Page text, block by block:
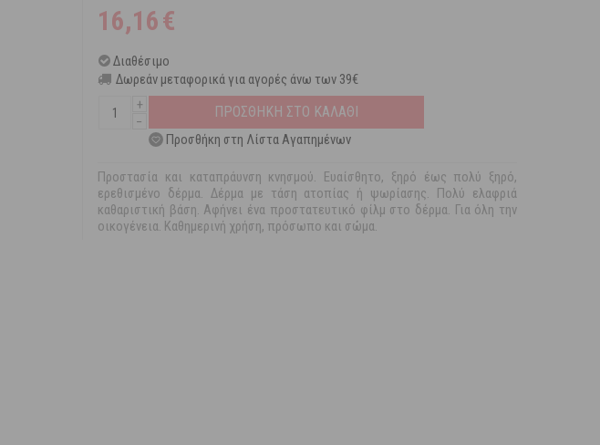
16,16€
Διαθέσιμο
Δωρεάν μεταφορικά για αγορές άνω των 39€
+
−
ΠΡΟΣΘΗΚΗ ΣΤΟ ΚΑΛΑΘΙ
Προσθήκη στη Λίστα Αγαπημένων
Προστασία και καταπράυνση κνησμού. Ευαίσθητο, ξηρό έως πολύ ξηρό,
ερεθισμένο δέρμα. Δέρμα με τάση ατοπίας ή ψωρίασης. Πολύ ελαφριά
καθαριστική βάση. Αφήνει ένα προστατευτικό φίλμ στο δέρμα. Για όλη την
οικογένεια. Καθημερινή χρήση, πρόσωπο και σώμα.